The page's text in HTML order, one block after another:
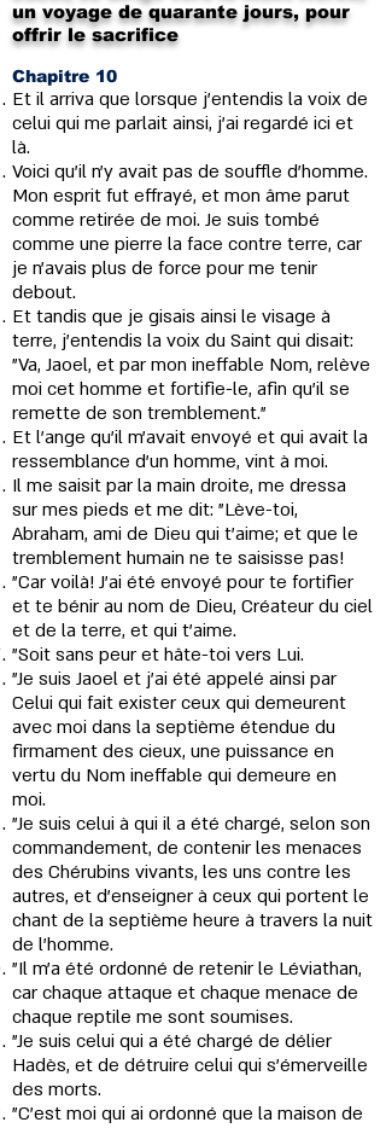
un voyage de quarante jours, pour
offrir le sacrifice
Chapitre 10
Et il arriva que lorsque j’entendis la voix de
celui qui me parlait ainsi, j'ai regardé ici et
là.
Voici qu'il n'y avait pas de souffle d'homme.
Mon esprit fut effrayé, et mon âme parut
comme retirée de moi. Je suis tombé
comme une pierre la face contre terre, car
je n'avais plus de force pour me tenir
debout.
Et tandis que je gisais ainsi le visage à
terre, j’entendis la voix du Saint qui disait:
"Va, Jaoel, et par mon ineffable Nom, relève
moi cet homme et fortifie-le, afin qu’il se
remette de son tremblement."
Et l’ange qu’il m’avait envoyé et qui avait la
ressemblance d’un homme, vint à moi.
Il me saisit par la main droite, me dressa
sur mes pieds et me dit: "Lève-toi,
Abraham, ami de Dieu qui t’aime; et que le
tremblement humain ne te saisisse pas!
"Car voilà! J’ai été envoyé pour te fortifier
et te bénir au nom de Dieu, Créateur du ciel
et de la terre, et qui t'aime.
"Soit sans peur et hâte-toi vers Lui.
"Je suis Jaoel et j'ai été appelé ainsi par
Celui qui fait exister ceux qui demeurent
avec moi dans la septième étendue du
firmament des cieux, une puissance en
vertu du Nom ineffable qui demeure en
moi.
"Je suis celui à qui il a été chargé, selon son
commandement, de contenir les menaces
des Chérubins vivants, les uns contre les
autres, et d’enseigner à ceux qui portent le
chant de la septième heure à travers la nuit
de l'homme.
"Il m’a été ordonné de retenir le Léviathan,
car chaque attaque et chaque menace de
chaque reptile me sont soumises.
"Je suis celui qui a été chargé de délier
Hadès, et de détruire celui qui s'émerveille
des morts.
"C'est moi qui ai ordonné que la maison de